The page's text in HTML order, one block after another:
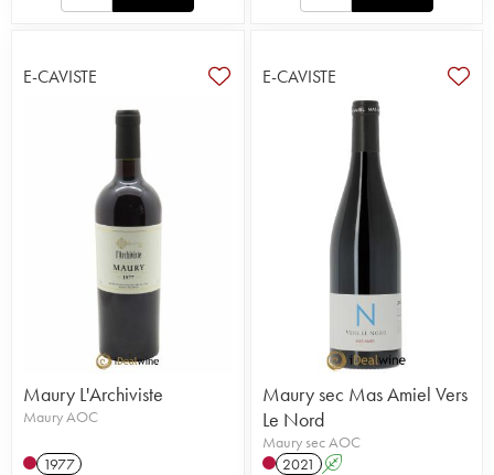
E-CAVISTE
Maury L'Archiviste
Maury AOC
1977
E-CAVISTE
Maury sec Mas Amiel Vers
Le Nord
Maury sec AOC
2021 A